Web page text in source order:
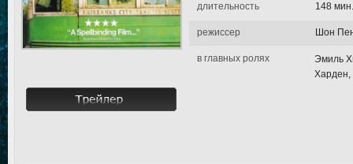
длительность 148 мин.
режиссер Шон
в главных ролях
Эмиль
Харден,